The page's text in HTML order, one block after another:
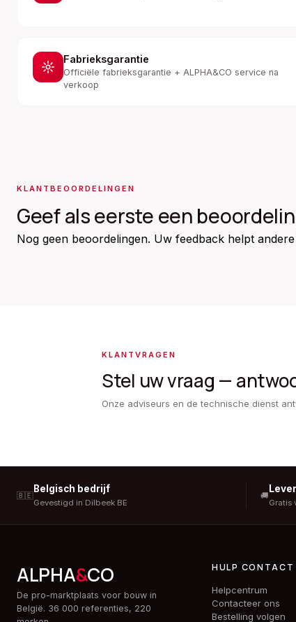
Fabrieksgarantie
Officiële fabrieksgarantie + ALPHA&CO service na
verkoop
KLANTBEOORDELINGEN
Geef als eerste een
Nog geen beoordelingen. Uw feedback helpt
KLANTVRAGEN
Stel uw vraag —
Onze adviseurs en de technische dienst
🇧🇪
Belgisch bedrijf
Gevestigd in Dilbeek BE
🚚
Gratis
ALPHA&CO
De pro-marktplaats voor bouw in
België. 36 000 referenties, 220
HULP CONTACT
Helpcentrum
Contacteer ons
Bestelling volgen